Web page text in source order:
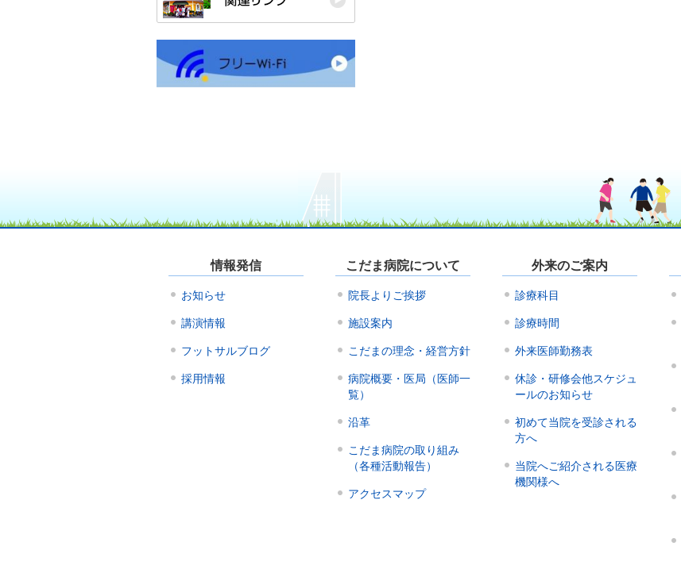
情報発信
お知らせ
講演情報
フットサルブログ
採用情報
こだま病院について
院長よりご挨拶
施設案内
こだまの理念・経営方針
病院概要・医局（医師一
覧）
沿革
こだま病院の取り組み
（各種活動報告）
アクセスマップ
外来のご案内
診療科目
診療時間
外来医師勤務表
休診・研修会他スケジュ
ールのお知らせ
初めて当院を受診される
方へ
当院へご紹介される医療
機関様へ